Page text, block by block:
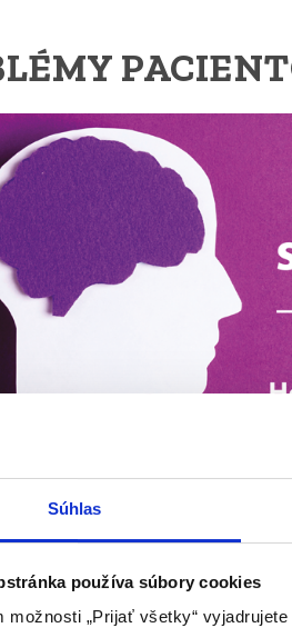
Súhlas
používa súbory cookies
možnosti „Prijať všetky“
23. 3. 2026